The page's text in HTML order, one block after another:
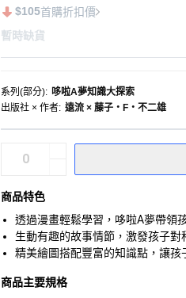
$105首購折扣價
暫時缺貨
系列(部分): 哆啦A夢知識大探索
出版社 × 作者: 遠流 × 藤子‧F‧不二雄
商品特色
透過漫畫輕鬆學習，哆啦A夢帶領
生動有趣的故事情節，激發孩子對
精美繪圖搭配豐富的知識點，讓孩
商品主要規格